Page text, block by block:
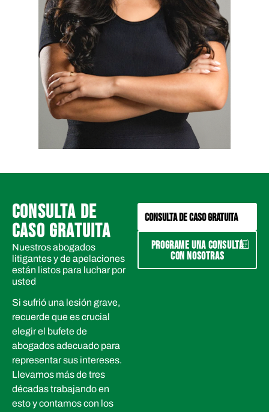
CONSULTA DE
CASO GRATUITA
Nuestros abogados
litigantes y de apelaciones
están listos para luchar por
usted
Si sufrió una lesión grave,
recuerde que es crucial
elegir el bufete de
abogados adecuado para
representar sus intereses.
Llevamos más de tres
décadas trabajando en
esto y contamos con los
CONSULTA DE CASO GRATUITA
PROGRAME UNA CONSULTA
CON NOSOTRAS